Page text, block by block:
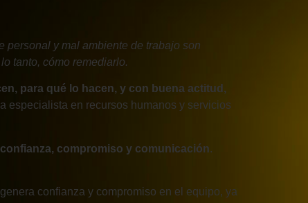
personal y mal ambiente de trabajo son
tanto, cómo remediarlo.
para qué lo hacen, y con buena actitud,
especialista en recursos humanos y servicios
confianza, compromiso y comunicación.
confianza y compromiso en el equipo, ya